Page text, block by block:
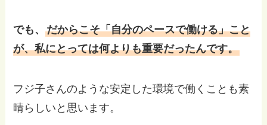
でも、だからこそ「自分のペースで働ける」こと
が、私にとっては何よりも重要だったんです。
フジ子さんのような安定した環境で働くことも素
晴らしいと思います。